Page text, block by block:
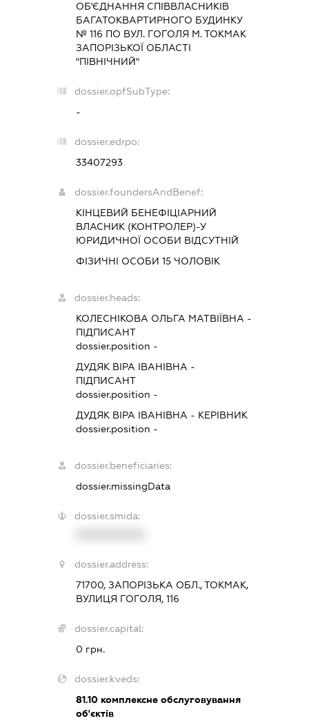
ОБ'ЄДНАННЯ СПІВВЛАСНИКІВ
БАГАТОКВАРТИРНОГО БУДИНКУ
№ 116 ПО ВУЛ. ГОГОЛЯ М. ТОКМАК
ЗАПОРІЗЬКОЇ ОБЛАСТІ
"ПІВНІЧНИЙ"
dossier.opfSubType:
-
dossier.edrpo:
33407293
dossier.foundersAndBenef:
КІНЦЕВИЙ БЕНЕФІЦІАРНИЙ
ВЛАСНИК (КОНТРОЛЕР)-У
ЮРИДИЧНОЇ ОСОБИ ВІДСУТНІЙ
ФІЗИЧНІ ОСОБИ 15 ЧОЛОВІК
dossier.heads:
КОЛЕСНІКОВА ОЛЬГА МАТВІЇВНА -
ПІДПИСАНТ
dossier.position -
ДУДЯК ВІРА ІВАНІВНА -
ПІДПИСАНТ
dossier.position -
ДУДЯК ВІРА ІВАНІВНА - КЕРІВНИК
dossier.position -
dossier.beneficiaries:
dossier.missingData
dossier.smida:
dossier.address:
71700, ЗАПОРІЗЬКА ОБЛ., ТОКМАК,
ВУЛИЦЯ ГОГОЛЯ, 116
dossier.capital:
0 грн.
dossier.kveds:
81.10 комплексне обслуговування
об'єктів